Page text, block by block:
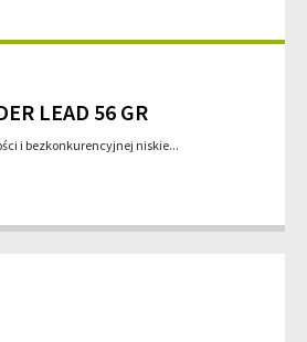
LEAD 56 GR
i bezkonkurencyjnej niskie...